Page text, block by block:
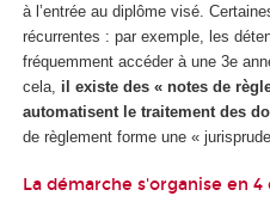
à l’entrée au diplôme visé.
récurrentes : par exemple, les
fréquemment accéder à une 3e
cela, il existe des « notes de
automatisent le traitement des
de règlement forme une «
La démarche s'organise en 4